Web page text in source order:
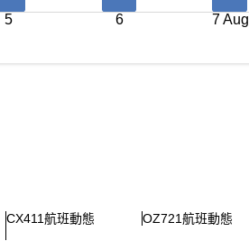
5 6 7 Aug
CX411航班動態
OZ721航班動態